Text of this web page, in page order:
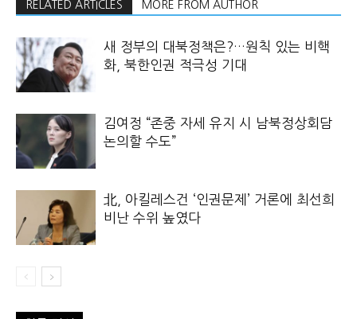
RELATED ARTICLES MORE FROM AUTHOR
새 정부의 대북정책은?…원칙 있는 비핵
화, 북한인권 적극성 기대
김여정 “존중 자세 유지 시 남북정상회담
논의할 수도”
北, 아킬레스건 ‘인권문제’ 거론에 최선희
비난 수위 높였다